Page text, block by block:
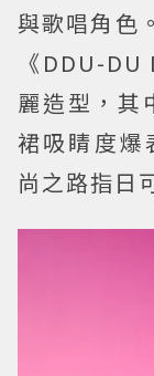
與歌唱角色
《DDU-
麗造型，其
裙吸睛度爆
尚之路指日